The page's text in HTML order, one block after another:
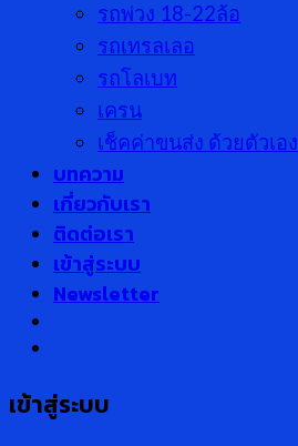
รถพ่วง 18-22ล้อ
รถเทรลเลอ
รถโลเบท
เครน
เช็คค่าขนส่ง ด้วยตัวเอง
บทความ
เกี่ยวกับเรา
ติดต่อเรา
เข้าสู่ระบบ
Newsletter
เข้าสู่ระบบ